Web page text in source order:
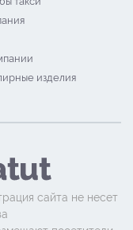
изделия
сайта не несет